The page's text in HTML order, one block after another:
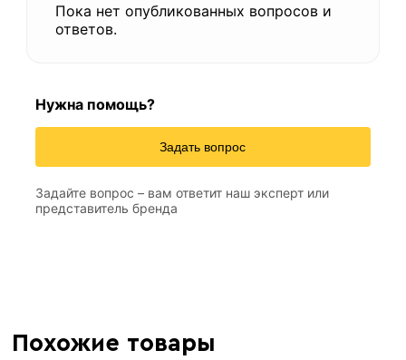
Пока нет опубликованных вопросов и
ответов.
Нужна помощь?
Задать вопрос
Задайте вопрос – вам ответит наш эксперт или
представитель бренда
Похожие товары